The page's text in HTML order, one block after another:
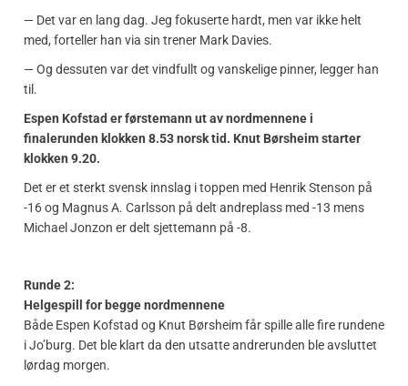
— Det var en lang dag. Jeg fokuserte hardt, men var ikke helt
med, forteller han via sin trener Mark Davies.
— Og dessuten var det vindfullt og vanskelige pinner, legger han
til.
Espen Kofstad er førstemann ut av nordmennene i
finalerunden klokken 8.53 norsk tid. Knut Børsheim starter
klokken 9.20.
Det er et sterkt svensk innslag i toppen med Henrik Stenson på
-16 og Magnus A. Carlsson på delt andreplass med -13 mens
Michael Jonzon er delt sjettemann på -8.
Runde 2:
Helgespill for begge nordmennene
Både Espen Kofstad og Knut Børsheim får spille alle fire rundene
i Jo’burg. Det ble klart da den utsatte andrerunden ble avsluttet
lørdag morgen.